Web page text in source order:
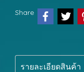
Share
รายละเอียดสินค้า